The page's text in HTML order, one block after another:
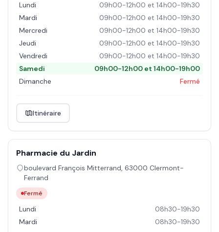
Lundi
09h00-12h00 et 14h00-19h30
Mardi
09h00-12h00 et 14h00-19h30
Mercredi
09h00-12h00 et 14h00-19h30
Jeudi
09h00-12h00 et 14h00-19h30
Vendredi
09h00-12h00 et 14h00-19h30
Samedi
09h00-12h00 et 14h00-19h00
Dimanche
Fermé
Itinéraire
Pharmacie du Jardin
boulevard François Mitterrand, 63000 Clermont-
Ferrand
Fermé
Lundi
08h30-19h30
Mardi
08h30-19h30